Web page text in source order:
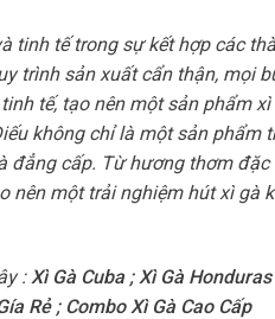
tinh tế trong sự kết hợp các
trình sản xuất cẩn thận, mọi
tế, tạo nên một sản phẩm
không chỉ là một sản phẩm
đẳng cấp. Từ hương thơm đặc
nên một trải nghiệm hút xì gà
: Xì Gà Cuba; Xì Gà Honduras
Rẻ; Combo Xì Gà Cao Cấp